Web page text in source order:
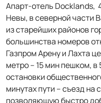
Апарт-отель Docklands,
Невы, в северной части
из старейших районов
большинства номеров
Газпром Арену и Лахта
метро – 15 мин пешком, в
остановки
минутах пути – съезд на
позволяющую быстро